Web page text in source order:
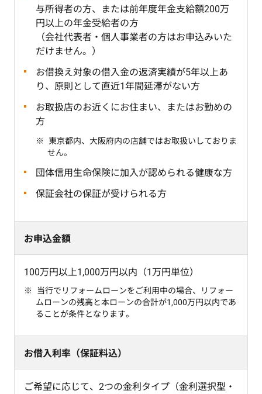
与所得者の方、または前年度年金支給額200万
円以上の年金受給者の方
（会社代表者・個人事業者の方はお申込みいた
だけません。）
お借換え対象の借入金の返済実績が5年以上あ
り、原則として直近1年間延滞がない方
お取扱店のお近くにお住まい、またはお勤めの
方
東京都内、大阪府内の店舗ではお取扱いしておりま
せん。
団体信用生命保険に加入が認められる健康な方
保証会社の保証が受けられる方
お申込金額
100万円以上1,000万円以内（1万円単位）
当行でリフォームローンをご利用中の場合、リフォー
ムローンの残高と本ローンの合計が1,000万円以内であ
ることが条件となります。
お借入利率（保証料込）
ご希望に応じて、2つの金利タイプ（金利選択型・